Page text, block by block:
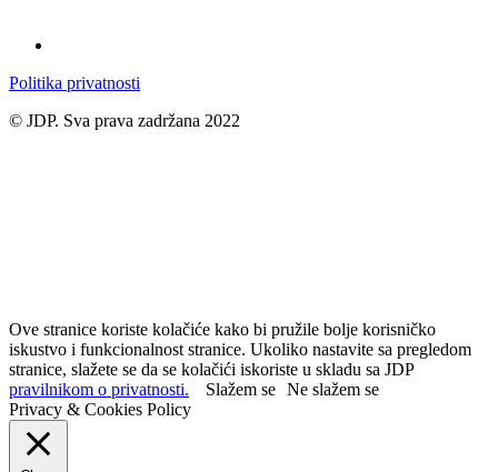
Politika privatnosti
© JDP. Sva prava zadržana 2022
Ove stranice koriste kolačiće kako bi pružile bolje korisničko
iskustvo i funkcionalnost stranice. Ukoliko nastavite sa pregledom
stranice, slažete se da se kolačići iskoriste u skladu sa JDP
pravilnikom o privatnosti.
Slažem se Ne slažem se
Privacy & Cookies Policy